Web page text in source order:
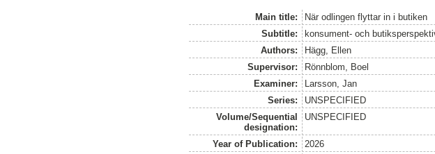
Main title:
När odlingen flyttar in i butiken
Subtitle:
konsument- och
Authors:
Hägg, Ellen
Supervisor:
Rönnblom, Boel
Examiner:
Larsson, Jan
Series:
UNSPECIFIED
Volume/Sequential
designation:
UNSPECIFIED
Year of Publication:
2026